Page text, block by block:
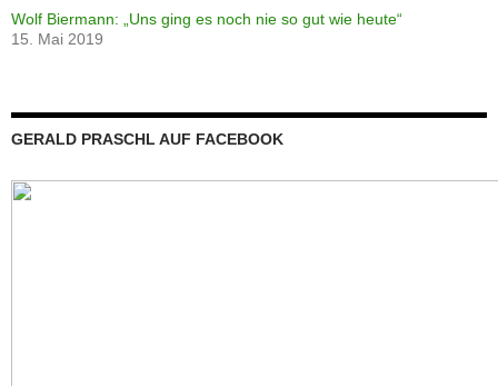
Wolf Biermann: „Uns ging es noch nie so gut wie heute“
15. Mai 2019
GERALD PRASCHL AUF FACEBOOK